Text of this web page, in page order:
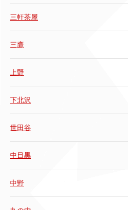
三軒茶屋
三鷹
上野
下北沢
世田谷
中目黒
中野